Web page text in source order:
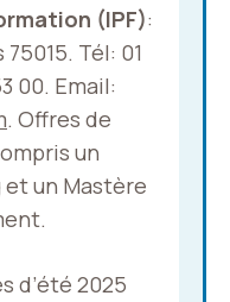
(IPF):
Tél: 01
00. Email:
. Offres de
un
un Mastère
d’été 2025